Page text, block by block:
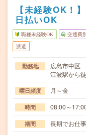
【未経験OK！
日払いOK
職種未経験OK 交通費
派遣
勤務地
広島市中区
江波駅から
曜日頻度 月～金
時間 08:00～
期間 長期でお仕